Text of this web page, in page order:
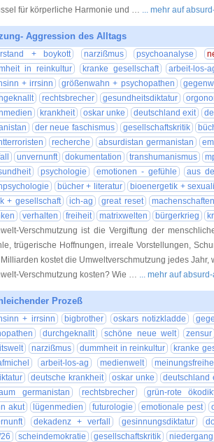
für körperliche Harmonie und … ... mehr auf
Aggression des Alltags
+ boykott narzißmus psychoanalyse
in reinkultur
kranke gesellschaft
arbeit-los-
+ irrsinn
größenwahn + psychopathen
rechtsbrecher gesundheitsdiktatur
krankheit oskar unke deutschland exit
der neue faschismus gesellschaftskritik
recherche absurdistan germanistan
unvernunft dokumentation transhumanismus
psychologie emotionen - gefühle
aus
bücher + literatur
bioenergetik +
+ gesellschaft
ich-ag great reset
machenschaften
verhalten freiheit matrixwelten bürgerkrieg
Verschmutzung ist die Vergiftung der
trügerische Hoffnungen, irreale Vorstellungen,
kostet die Umweltverschmutzung jedes
Verschmutzung kosten? Wie … ... mehr auf
Prozeß
+ irrsinn bigbrother oskars notizkladde
durchgeknallt schöne neue welt
zensur
narzißmus dummheit in reinkultur
kranke
arbeit-los-ag medienwelt
deutsche krankheit oskar unke
deutschland
germanistan
rechtsbrecher
grün-rote
akut
lügenmedien futurologie emotionale pest
dekadenz + verfall gesinnungsdiktatur
scheindemokratie gesellschaftskritik
niedergang